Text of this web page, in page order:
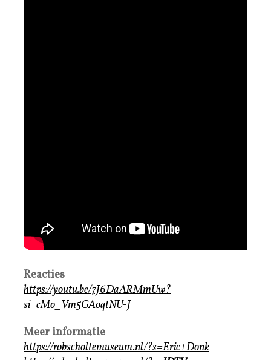
Reacties
https://youtu.be/7J6DaARMmUw?
si=cMo_Vm5GAoqtNU-J
Meer informatie
https://robscholtemuseum.nl/?s=Eric+Donk